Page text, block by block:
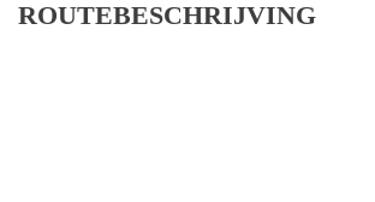
ROUTEBESCHRIJVING